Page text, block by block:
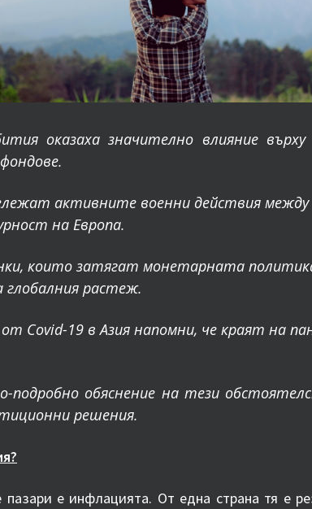
оказаха значително влияние
.
активните военни действия
на Европа.
които затягат монетарната
глобалния растеж.
от Covid-19 в Азия напомни, че краят на
обяснение на тези
решения.
е инфлацията. От една страна тя е